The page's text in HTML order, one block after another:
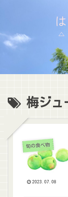
梅ジュ
旬の食べ物
2023.07.08